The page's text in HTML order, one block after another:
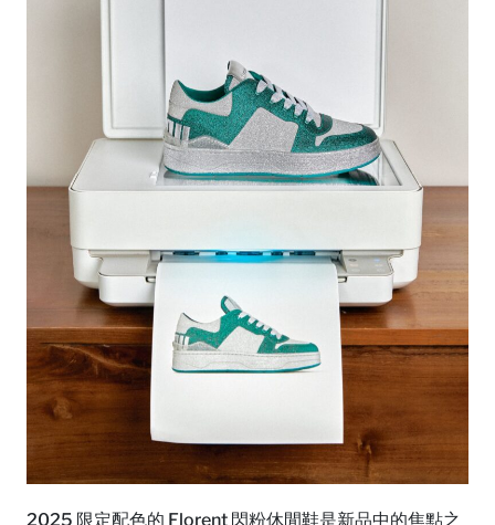
2025 限定配色的 Florent 閃粉休閒鞋是新品中的焦點之